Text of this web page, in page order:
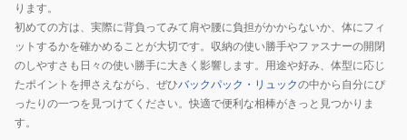
ります。
初めての方は、実際に背負ってみて肩や腰に負担がかからないか、体にフィ
ットするかを確かめることが大切です。収納の使い勝手やファスナーの開閉
のしやすさも日々の使い勝手に大きく影響します。用途や好み、体型に応じ
たポイントを押さえながら、ぜひバックパック・リュックの中から自分にぴ
ったりの一つを見つけてください。快適で便利な相棒がきっと見つかりま
す。